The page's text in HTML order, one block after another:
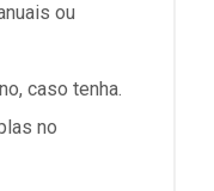
ou
caso tenha.
no